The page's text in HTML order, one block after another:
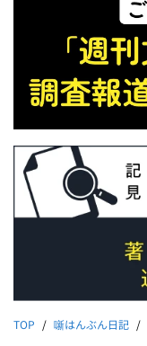
TOP 噺はんぶん日記